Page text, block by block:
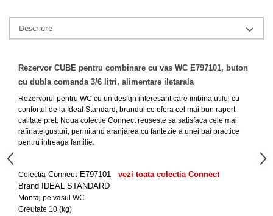
WC pentru persoane cu dizabilitati
Capace WC softclose
Capace WC clasice
Capace bideuri
Pisoare
Descriere
Rezervor CUBE pentru combinare cu vas WC E797101, buton
cu dubla comanda 3/6 litri, alimentare iletarala
Rezervorul pentru WC cu un design interesant care imbina utilul cu
confortul de la Ideal Standard, brandul ce ofera cel mai bun raport
calitate pret. Noua colectie Connect reuseste sa satisfaca cele mai
rafinate gusturi, permitand aranjarea cu fantezie a unei bai practice
pentru intreaga familie.
Colectia Connect E797101
vezi toata colectia Connect
Brand
IDEAL STANDARD
Montaj pe vasul WC
Greutate 10 (kg)